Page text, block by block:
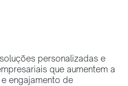
personalizadas e
que aumentem a
engajamento de